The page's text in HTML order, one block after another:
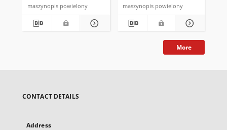
maszynopis powielony maszynopis powielony
More
CONTACT DETAILS
Address